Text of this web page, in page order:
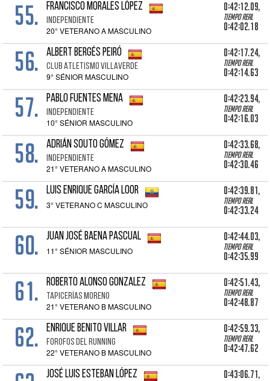
55. FRANCISCO MORALES LÓPEZ
INDEPENDIENTE
20° VETERANO A MASCULINO
0:42:12.09,
Tiempo real
0:42:02.18
56. ALBERT BERGÉS PEIRÓ
CLUB ATLETISMO VILLAVERDE
9° SÉNIOR MASCULINO
0:42:17.24,
Tiempo real
0:42:14.63
57. PABLO FUENTES MENA
INDEPENDIENTE
10° SÉNIOR MASCULINO
0:42:23.94,
Tiempo real
0:42:16.03
58. ADRIÁN SOUTO GÓMEZ
INDEPENDIENTE
21° VETERANO A MASCULINO
0:42:33.68,
Tiempo real
0:42:30.46
59. LUIS ENRIQUE GARCÍA LOOR
3° VETERANO C MASCULINO
0:42:39.81,
Tiempo real
0:42:33.24
60. JUAN JOSÉ BAENA PASCUAL
11° SÉNIOR MASCULINO
0:42:44.03,
Tiempo real
0:42:35.99
61. ROBERTO ALONSO GONZALEZ
TAPICERÍAS MORENO
21° VETERANO B MASCULINO
0:42:51.43,
Tiempo real
0:42:48.87
62. ENRIQUE BENITO VILLAR
FOROFOS DEL RUNNING
22° VETERANO B MASCULINO
0:42:59.33,
Tiempo real
0:42:47.62
JOSÉ LUIS ESTEBAN LÓPEZ 0:43:06.71,